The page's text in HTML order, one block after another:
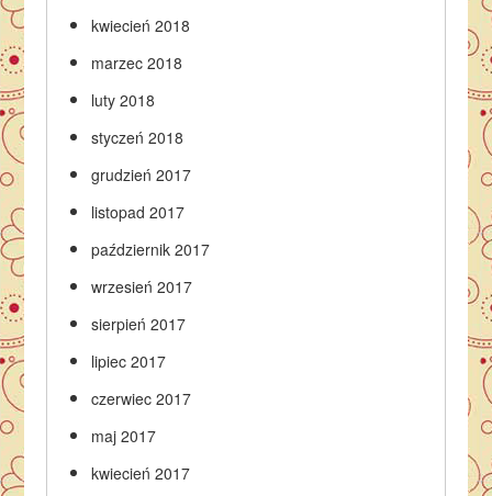
kwiecień 2018
marzec 2018
luty 2018
styczeń 2018
grudzień 2017
listopad 2017
październik 2017
wrzesień 2017
sierpień 2017
lipiec 2017
czerwiec 2017
maj 2017
kwiecień 2017